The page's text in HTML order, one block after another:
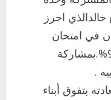
احرز
في امتحان
الشهادة الثانويه 2024 بنسبة 93.6%.بمشاركة
.
بتفوق أبناء